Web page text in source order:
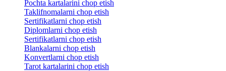
Pochta kartalarini chop etish
Taklifnomalarni chop etish
Sertifikatlarni chop etish
Diplomlarni chop etish
Sertifikatlarni chop etish
Blankalarni chop etish
Konvertlarni chop etish
Tarot kartalarini chop etish